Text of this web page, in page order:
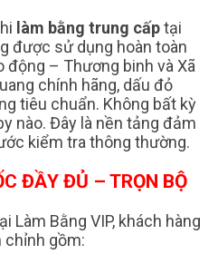
làm bằng trung cấptại
được sử dụng hoàn toàn
– Thương binh và Xã
chính hãng, dấu đỏ
tiêu chuẩn. Không bất kỳ
nào. Đây là nền tảng đảm
kiểm tra thông thường.
ĐẦY ĐỦ – TRỌN BỘ
Làm Bằng VIP, khách hàng
chỉnh gồm: